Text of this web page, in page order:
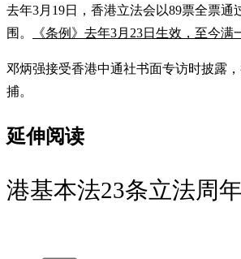
去年3月19日，香港立法会以89票全票
围。
《条例》去年3月23日生效，至今满
邓炳强接受香港中通社书面专访时披露
捕。
延伸阅读
港基本法23条立法周